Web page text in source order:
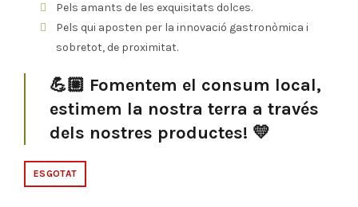
Pels amants de les exquisitats dolces.
Pels qui aposten per la innovació gastronòmica i
sobretot, de proximitat.
💪🏼 Fomentem el consum local,
estimem la nostra terra a través
dels nostres productes! 💛
ESGOTAT